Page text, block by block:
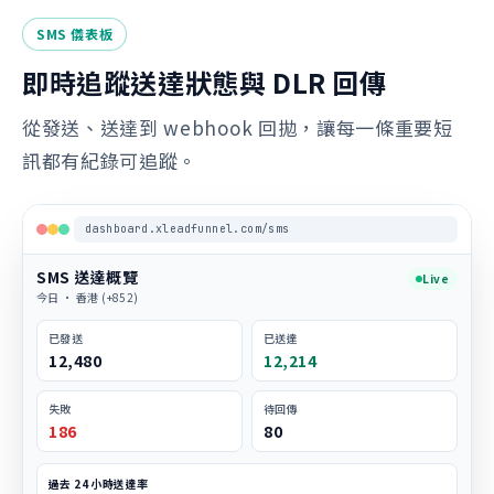
SMS 儀表板
即時追蹤送達狀態與 DLR 回傳
從發送、送達到 webhook 回拋，讓每一條重要短
訊都有紀錄可追蹤。
dashboard.xleadfunnel.com/sms
SMS 送達概覽
今日 · 香港 (+852)
Live
已發送
12,480
已送達
12,214
失敗
186
待回傳
80
過去 24 小時送達率